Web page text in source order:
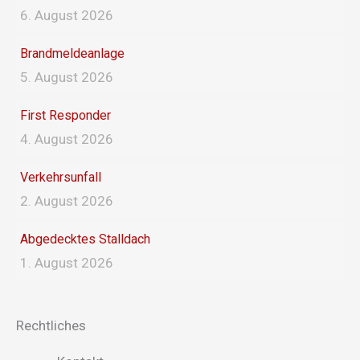
6. August 2026
Brandmeldeanlage
5. August 2026
First Responder
4. August 2026
Verkehrsunfall
2. August 2026
Abgedecktes Stalldach
1. August 2026
Rechtliches